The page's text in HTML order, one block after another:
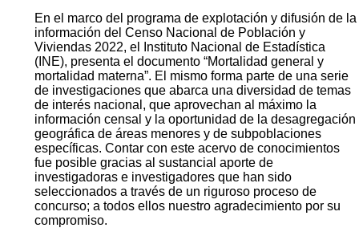
En el marco del programa de explotación y difusión de la
información del Censo Nacional de Población y
Viviendas 2022, el Instituto Nacional de Estadística
(INE), presenta el documento “Mortalidad general y
mortalidad materna”. El mismo forma parte de una serie
de investigaciones que abarca una diversidad de temas
de interés nacional, que aprovechan al máximo la
información censal y la oportunidad de la desagregación
geográfica de áreas menores y de subpoblaciones
específicas. Contar con este acervo de conocimientos
fue posible gracias al sustancial aporte de
investigadoras e investigadores que han sido
seleccionados a través de un riguroso proceso de
concurso; a todos ellos nuestro agradecimiento por su
compromiso.